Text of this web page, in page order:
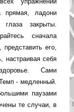
прямая, ладони
закрыты.
сначала
его,
настраивая себя
Сами
- медленный.
паузами
те случаи, в